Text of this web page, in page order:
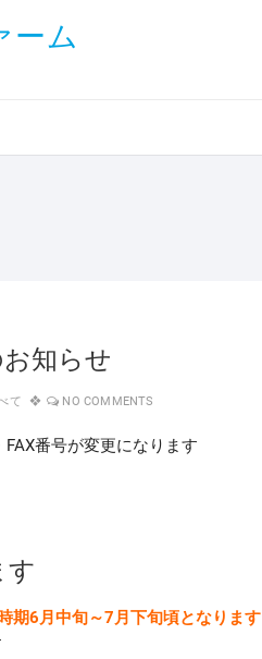
ーム
知らせ
て NO COMMENTS
番号が変更になります
す
期6月中旬～7月下旬頃となります